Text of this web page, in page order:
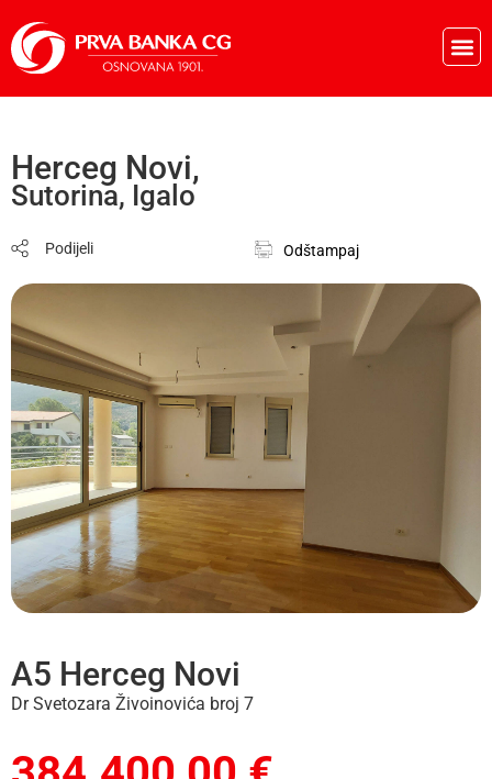
Herceg Novi,
Sutorina, Igalo
Podijeli Odštampaj
A5 Herceg Novi
Dr Svetozara Živoinovića broj 7